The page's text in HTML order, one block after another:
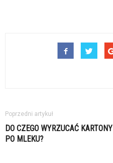
Poprzedni artykuł
DO CZEGO WYRZUCAĆ KARTONY
PO MLEKU?